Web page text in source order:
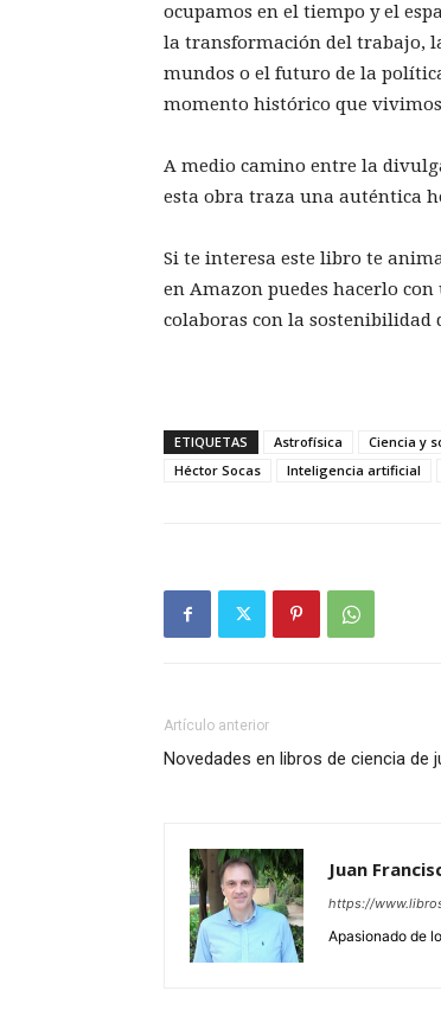
ocupamos en el tiempo y el
la transformación del trabajo,
mundos o el futuro de la
momento histórico que
A medio camino entre la
esta obra traza una auténtica
Si te interesa este libro te
en Amazon puedes hacerlo
colaboras con la sostenibilidad
ETIQUETAS Astrofísica Ciencia y
Héctor Socas
Inteligencia artificial
Artículo anterior
Novedades en libros de ciencia de
Juan
https://
Apasionado de